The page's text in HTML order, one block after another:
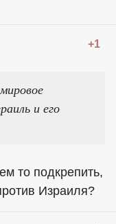
+1
и его
то подкрепить,
Израиля?